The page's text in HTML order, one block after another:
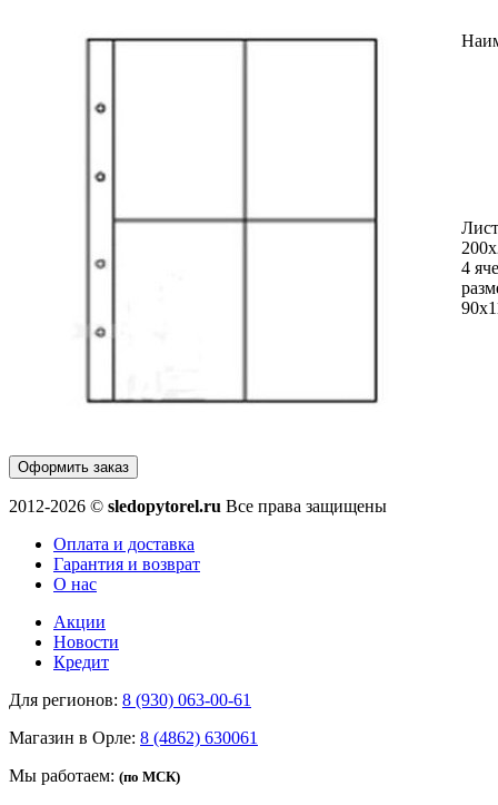
4
Оформить заказ
2012-2026 © sledopytorel.ru Все права защищены
Оплата и доставка
Гарантия и возврат
О нас
Акции
Новости
Кредит
Для регионов: 8 (930) 063-00-61
Магазин в Орле: 8 (4862) 630061
Мы работаем: (по МСК)